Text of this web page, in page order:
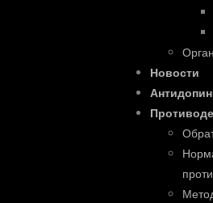
Новости